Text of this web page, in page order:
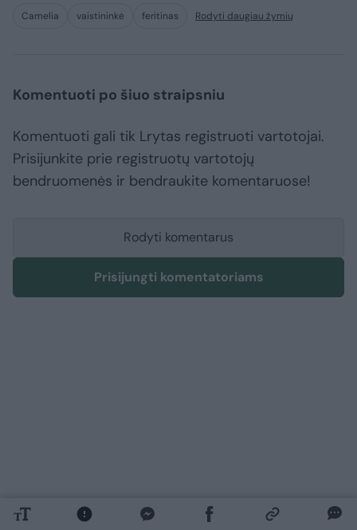
Camelia vaistininkė feritinas Rodyti daugiau žymių
Komentuoti po šiuo straipsniu
Komentuoti gali tik Lrytas registruoti vartotojai.
Prisijunkite prie registruotų vartotojų
bendruomenės ir bendraukite komentaruose!
Rodyti komentarus
Prisijungti komentatoriams